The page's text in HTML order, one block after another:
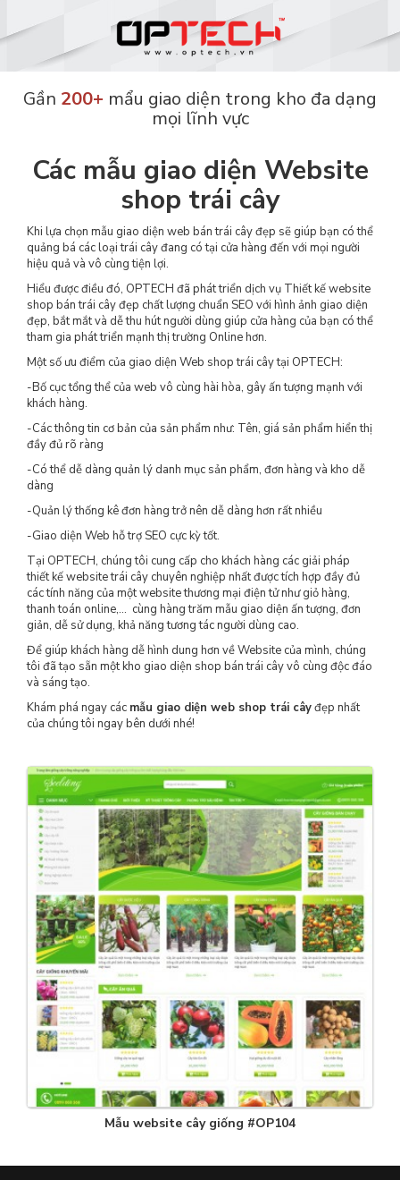
Gần 200+ mẩu giao diện trong kho đa dạng
mọi lĩnh vực
Các mẫu giao diện Website
shop trái cây
Khi lựa chọn mẫu giao diện web bán trái cây đẹp sẽ giúp bạn có thể
quảng bá các loại trái cây đang có tại cửa hàng đến với mọi người
hiệu quả và vô cùng tiện lợi.
Hiểu được điều đó, OPTECH đã phát triển dịch vụ Thiết kế website
shop bán trái cây đẹp chất lượng chuẩn SEO với hình ảnh giao diện
đẹp, bắt mắt và dễ thu hút người dùng giúp cửa hàng của bạn có thể
tham gia phát triển mạnh thị trường Online hơn.
Một số ưu điểm của giao diện Web shop trái cây tại OPTECH:
-Bố cục tổng thể của web vô cùng hài hòa, gây ấn tượng mạnh với
khách hàng.
-Các thông tin cơ bản của sản phẩm như: Tên, giá sản phẩm hiển thị
đầy đủ rõ ràng
-Có thể dễ dàng quản lý danh mục sản phẩm, đơn hàng và kho dễ
dàng
-Quản lý thống kê đơn hàng trở nên dễ dàng hơn rất nhiều
-Giao diện Web hỗ trợ SEO cực kỳ tốt.
Tại OPTECH, chúng tôi cung cấp cho khách hàng các giải pháp
thiết kế website trái cây chuyên nghiệp nhất được tích hợp đầy đủ
các tính năng của một website thương mại điện tử như giỏ hàng,
thanh toán online,… cùng hàng trăm mẫu giao diện ấn tượng, đơn
giản, dễ sử dụng, khả năng tương tác người dùng cao.
Để giúp khách hàng dễ hình dung hơn về Website của mình, chúng
tôi đã tạo sẵn một kho giao diện shop bán trái cây vô cùng độc đáo
và sáng tạo.
Khám phá ngay các mẫu giao diện web shop trái câyđẹp nhất
của chúng tôi ngay bên dưới nhé!
Mẫu website cây giống #OP104